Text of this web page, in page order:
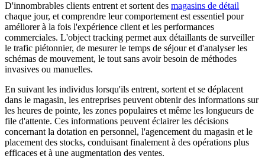
D'innombrables clients entrent et sortent des magasins de détail
chaque jour, et comprendre leur comportement est essentiel pour
améliorer à la fois l'expérience client et les performances
commerciales. L'object tracking permet aux détaillants de surveiller
le trafic piétonnier, de mesurer le temps de séjour et d'analyser les
schémas de mouvement, le tout sans avoir besoin de méthodes
invasives ou manuelles.
En suivant les individus lorsqu'ils entrent, sortent et se déplacent
dans le magasin, les entreprises peuvent obtenir des informations sur
les heures de pointe, les zones populaires et même les longueurs de
file d'attente. Ces informations peuvent éclairer les décisions
concernant la dotation en personnel, l'agencement du magasin et le
placement des stocks, conduisant finalement à des opérations plus
efficaces et à une augmentation des ventes.